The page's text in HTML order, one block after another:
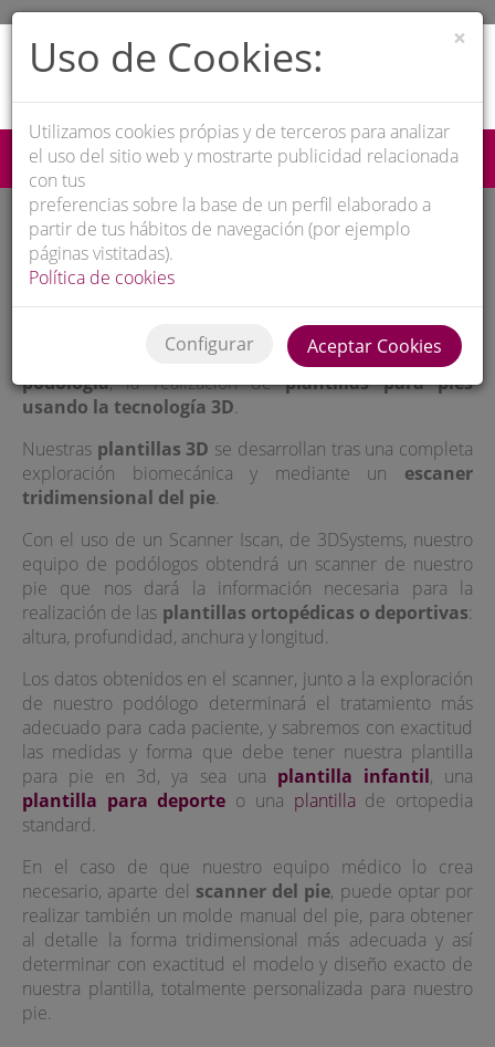
PODÓLOGOS BARCELONA
933 840 740 Pídenos cita
Plantillas con tecnología 3D
En nuestraclínica del pie, como especialistas en todo
tipo de plantillas de ortopedia y plantillas deportivas,
hemos incorporado la teconología más puntera en
podología, la realización deplantillas para pies
usando la tecnología 3D.
Nuestras plantillas 3D se desarrollan tras una completa
exploración biomecánica y mediante un escaner
tridimensional del pie.
Con el uso de un Scanner Iscan, de 3DSystems, nuestro
equipo de podólogos obtendrá un scanner de nuestro
pie que nos dará la información necesaria para la
realización de las plantillas ortopédicas o deportivas:
altura, profundidad, anchura y longitud.
Los datos obtenidos en el scanner, junto a la exploración
de nuestro podólogo determinará el tratamiento más
adecuado para cada paciente, y sabremos con exactitud
las medidas y forma que debe tener nuestra plantilla
para pie en 3d, ya sea una plantilla infantil, una
plantilla para deporte o una plantilla de ortopedia
standard.
En el caso de que nuestro equipo médico lo crea
necesario, aparte del scanner del pie, puede optar por
realizar también un molde manual del pie, para obtener
al detalle la forma tridimensional más adecuada y así
determinar con exactitud el modelo y diseño exacto de
nuestra plantilla, totalmente personalizada para nuestro
pie.
×
Uso de Cookies:
Utilizamos cookies própias y de terceros para analizar
el uso del sitio web y mostrarte publicidad relacionada
con tus
preferencias sobre la base de un perfil elaborado a
partir de tus hábitos de navegación (por ejemplo
páginas vistitadas).
Política de cookies
Configurar Aceptar Cookies